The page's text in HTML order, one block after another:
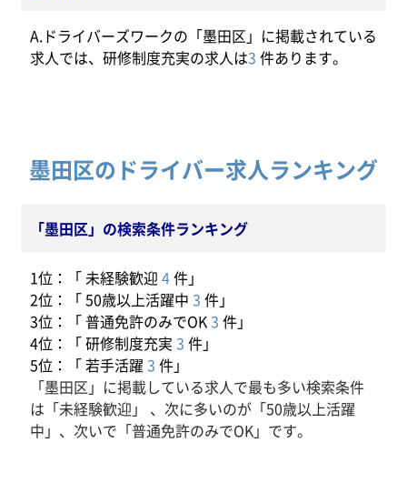
A.ドライバーズワークの「墨田区」に掲載されている
求人では、研修制度充実の求人は3 件あります。
墨田区のドライバー求人ランキング
「墨田区」の検索条件ランキング
1位：「 未経験歓迎 4件」
2位：「 50歳以上活躍中 3 件」
3位：「 普通免許のみでOK3 件」
4位：「 研修制度充実 3 件」
5位：「 若手活躍 3 件」
「墨田区」に掲載している求人で最も多い検索条件
は「未経験歓迎」 、次に多いのが「50歳以上活躍
中」、次いで「普通免許のみでOK」です。